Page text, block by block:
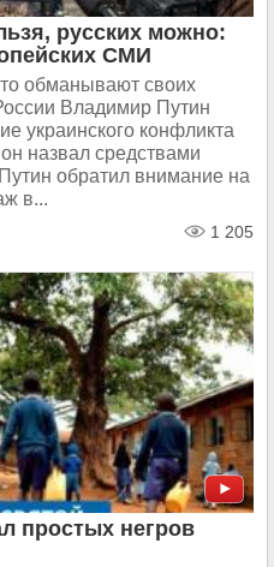
русских можно:
СМИ
обманывают своих
Владимир Путин
украинского конфликта
назвал средствами
обратил внимание на
в...
1 205
простых негров